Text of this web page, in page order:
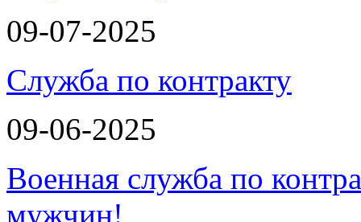
09-07-2025
Служба по контракту
09-06-2025
Военная служба по
мужчин!